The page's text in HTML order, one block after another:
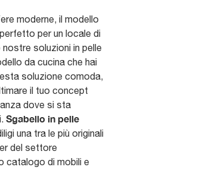
moderne, il modello
per un locale di
soluzioni in pelle
da cucina che hai
soluzione comoda,
il tuo concept
dove si sta
Sgabello in pelle
una tra le più originali
del settore
catalogo di mobili e